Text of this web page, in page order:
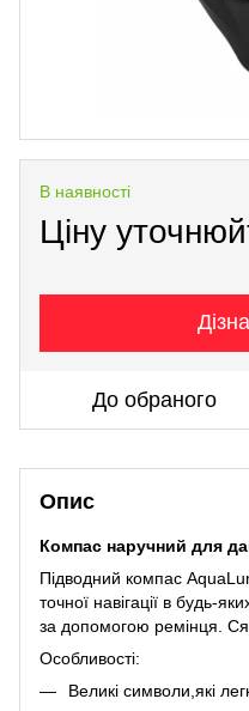
В наявності
Ціну
До обраного
Опис
Компас наручний для
Підводний компас
точної навігації в будь-
за допомогою ремінця.
Особливості:
Великі символи,які